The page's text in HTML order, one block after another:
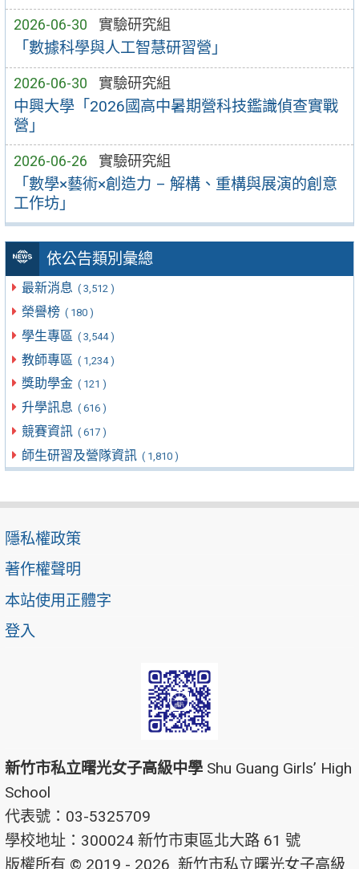
2026-06-30 實驗研究組
「數據科學與人工智慧研習營」
2026-06-30 實驗研究組
中興大學「2026國高中暑期營科技鑑識偵查實戰
營」
2026-06-26 實驗研究組
「數學×藝術×創造力 – 解構、重構與展演的創意
工作坊」
依公告類別彙總
最新消息 ( 3,512 )
榮譽榜 ( 180 )
學生專區 ( 3,544 )
教師專區 ( 1,234 )
獎助學金 ( 121 )
升學訊息 ( 616 )
競賽資訊 ( 617 )
師生研習及營隊資訊 ( 1,810 )
隱私權政策
著作權聲明
本站使用正體字
登入
新竹市私立曙光女子高級中學 Shu Guang Girls’ High
School
代表號：03-5325709
學校地址：300024 新竹市東區北大路 61 號
版權所有 © 2019 - 2026 新竹市私立曙光女子高級